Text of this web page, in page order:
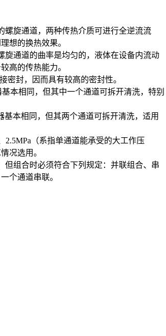
旋通道，两种传热介质可进行全逆流流
想的换热效果。
通道的曲率是均匀的，液体在设备内流动
高的传热能力。
封，因而具有较高的密封性。
相同，但其中一个通道可拆开清洗，特别
本相同，但其两个通道可拆开清洗，适用
（系指单通道能承受的大工作压
况选用。
组合时必须符合下列规定：并联组合、串
个通道串联。